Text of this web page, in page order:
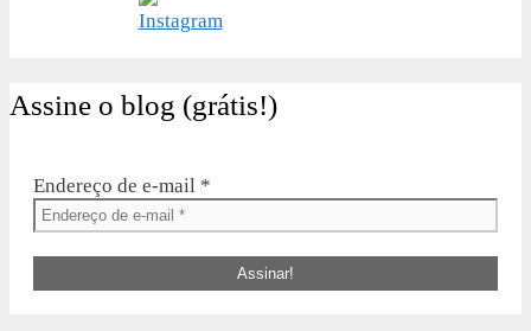
Assine o blog (grátis!)
Endereço de e-mail *